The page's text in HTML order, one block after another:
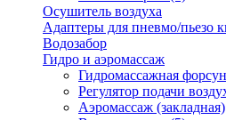
Осушитель воздуха
Адаптеры для пневмо/пьезо
Водозабор
Гидро и аэромассаж
Гидромассажная
Регулятор подачи
Аэромассаж (закладная)